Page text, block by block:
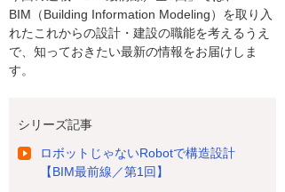
BIM（Building Information Modeling）を取り入
れたこれからの設計・建設の職能を考えるうえ
で、知っておきたい最新の情報をお届けしま
す。
シリーズ記事
ロボットじゃないRobotで構造設計
【BIM最前線／第1回】